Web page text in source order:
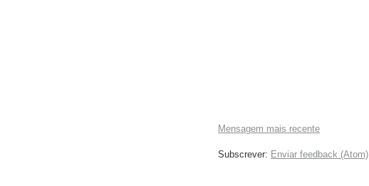
Mensagem mais recente
Subscrever: Enviar feedback (Atom)